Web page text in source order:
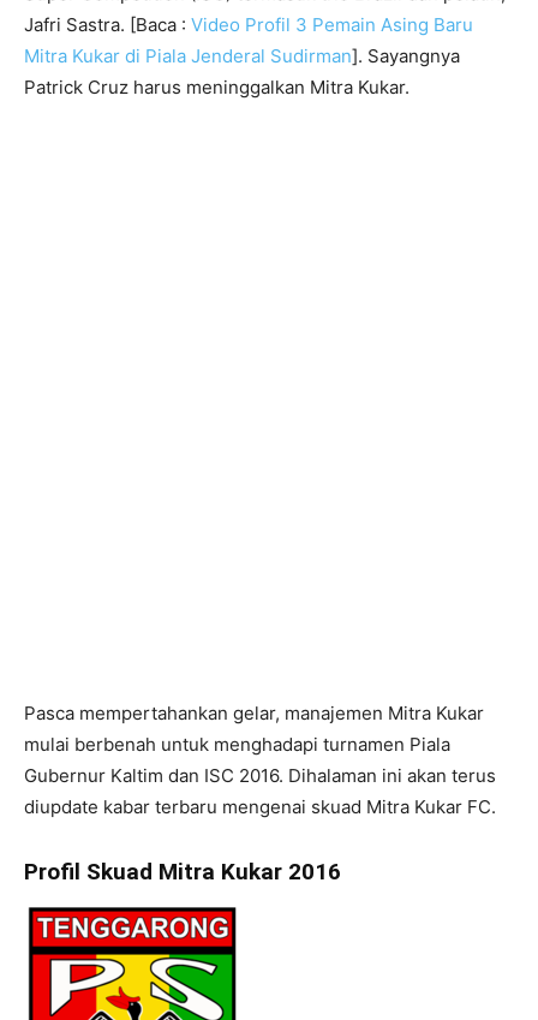
Jafri Sastra. [Baca : Video Profil 3 Pemain Asing Baru
Mitra Kukar di Piala Jenderal Sudirman]. Sayangnya
Patrick Cruz harus meninggalkan Mitra Kukar.
Pasca mempertahankan gelar, manajemen Mitra Kukar
mulai berbenah untuk menghadapi turnamen Piala
Gubernur Kaltim dan ISC 2016. Dihalaman ini akan terus
diupdate kabar terbaru mengenai skuad Mitra Kukar FC.
Profil Skuad Mitra Kukar 2016